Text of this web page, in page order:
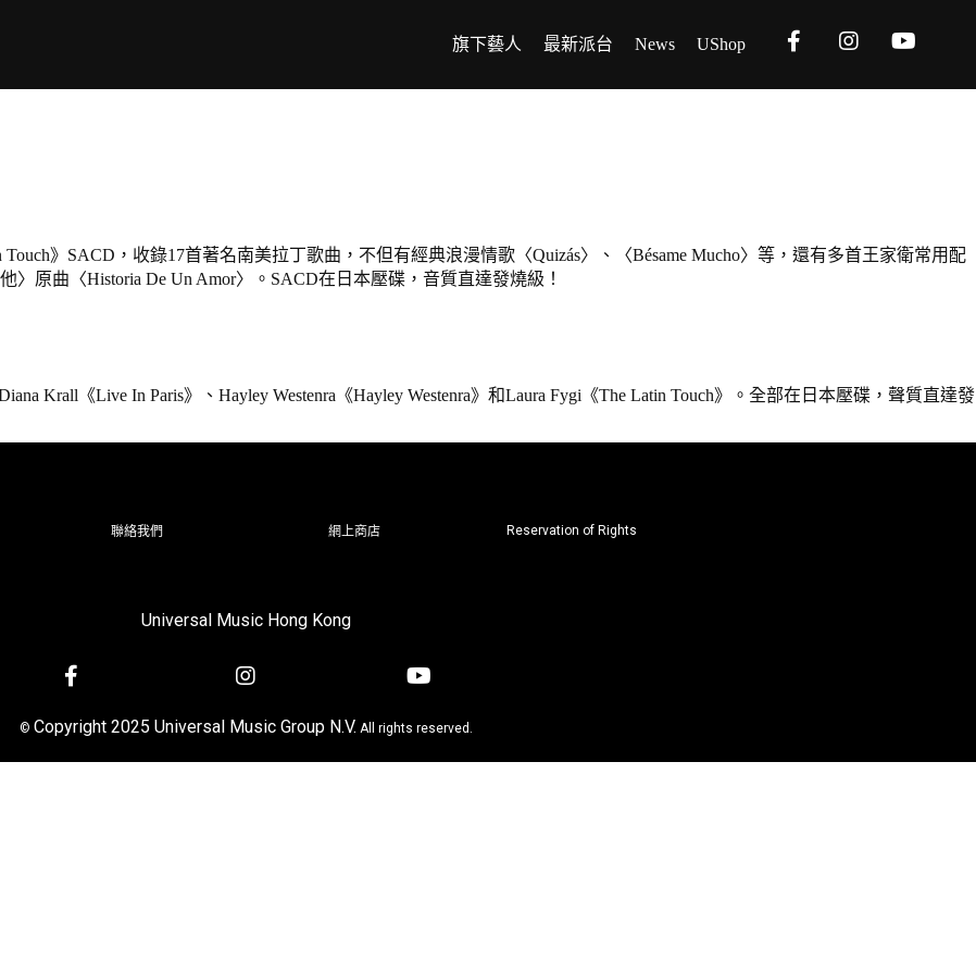
旗下藝人 最新派台 News UShop
》SACD，收錄17首著名南美拉丁歌曲，不但有經典浪漫情歌〈Quizás〉、〈Bésame Mucho〉等，還有多首王家衛常用配
〉原曲〈Historia De Un Amor〉。SACD在日本壓碟，音質直達發燒級！
Krall《Live In Paris》、Hayley Westenra《Hayley Westenra》和Laura Fygi《The Latin Touch》。全部在日本壓碟，聲質直達發
聯絡我們 網上商店 Reservation of Rights
Universal Music Hong Kong
© Copyright 2025 Universal Music Group N.V. All rights reserved.